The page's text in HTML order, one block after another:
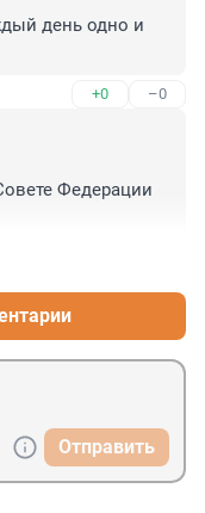
день одно и
+0 –0
Федерации
Отправить